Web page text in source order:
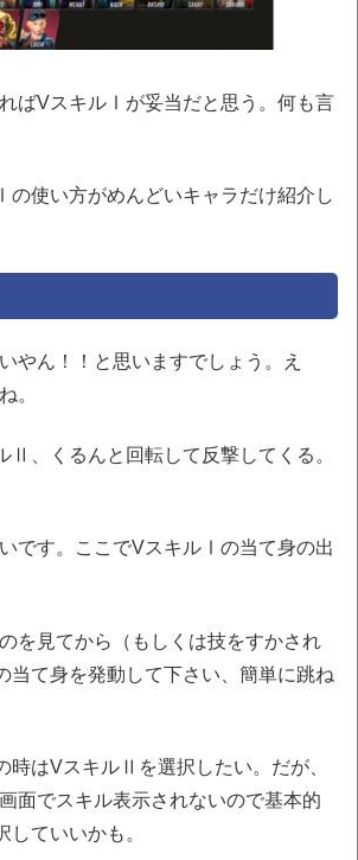
ばVスキルⅠが妥当だと思う。何も言
使い方がめんどいキャラだけ紹介し
やん！！と思いますでしょう。え
。
Ⅱ、くるんと回転して反撃してくる。
です。ここでVスキルⅠの当て身の出
を見てから（もしくは技をすかされ
て身を発動して下さい、簡単に跳ね
はVスキルⅡを選択したい。だが、
面でスキル表示されないので基本的
ていいかも。